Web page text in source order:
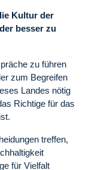
Kultur der
besser zu
zu führen
zum Begreifen
Landes nötig
Richtige für das
treffen,
für Vielfalt